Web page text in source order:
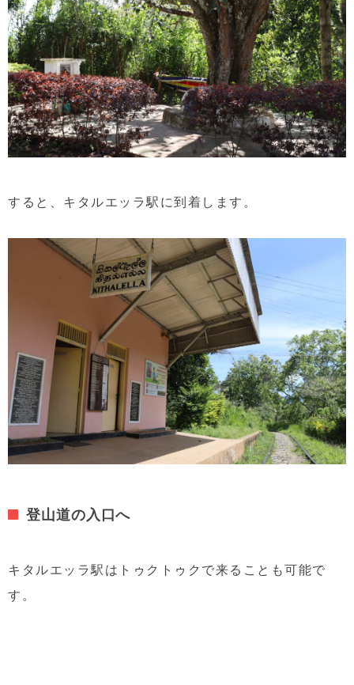
すると、キタルエッラ駅に到着します。
登山道の入口へ
キタルエッラ駅はトゥクトゥクで来ることも可能で
す。